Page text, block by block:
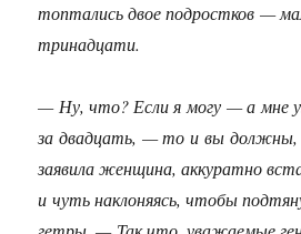
топтались двое подростков —
тринадцати.
— Ну, что? Если я могу — а мне
за двадцать, — то и вы должны,
заявила женщина, аккуратно
и чуть наклоняясь, чтобы